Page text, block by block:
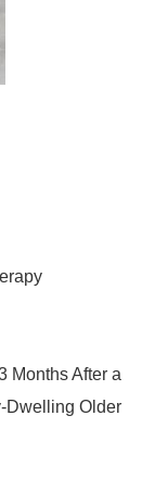
Months After a
Dwelling Older